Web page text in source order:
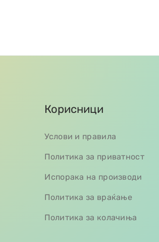
Корисници
Услови и правила
Политика за приватност
Испорака на производи
Политика за враќање
Политика за колачиња